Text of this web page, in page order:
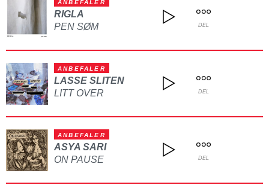
ANBEFALER
RIGLA
PEN SØM
DEL
ANBEFALER
LASSE SLITEN
LITT OVER
DEL
ANBEFALER
ASYA SARI
ON PAUSE
DEL